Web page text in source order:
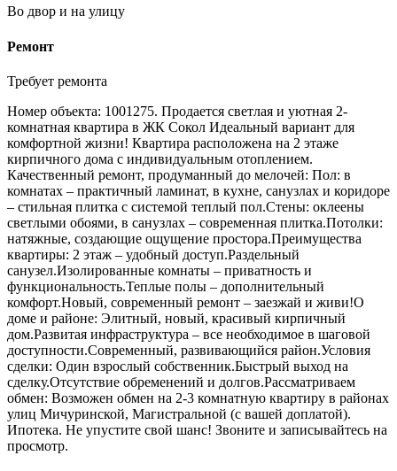
Во двор и на улицу
Ремонт
Требует ремонта
Номер объекта: 1001275. Продается светлая и уютная 2-
комнатная квартира в ЖК Сокол Идеальный вариант для
комфортной жизни! Квартира расположена на 2 этаже
кирпичного дома с индивидуальным отоплением.
Качественный ремонт, продуманный до мелочей: Пол: в
комнатах – практичный ламинат, в кухне, санузлах и коридоре
– стильная плитка с системой теплый пол.Стены: оклеены
светлыми обоями, в санузлах – современная плитка.Потолки:
натяжные, создающие ощущение простора.Преимущества
квартиры: 2 этаж – удобный доступ.Раздельный
санузел.Изолированные комнаты – приватность и
функциональность.Теплые полы – дополнительный
комфорт.Новый, современный ремонт – заезжай и живи!О
доме и районе: Элитный, новый, красивый кирпичный
дом.Развитая инфраструктура – все необходимое в шаговой
доступности.Современный, развивающийся район.Условия
сделки: Один взрослый собственник.Быстрый выход на
сделку.Отсутствие обременений и долгов.Рассматриваем
обмен: Возможен обмен на 2-3 комнатную квартиру в районах
улиц Мичуринской, Магистральной (с вашей доплатой). ​​​​​​​
Ипотека. Не упустите свой шанс! Звоните и записывайтесь на
просмотр.